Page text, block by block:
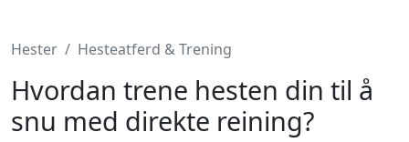
Hester Hesteatferd & Trening
Hvordan trene hesten din til å
snu med direkte reining?